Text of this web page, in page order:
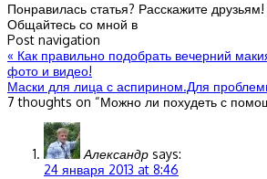
Понравилась статья? Расскажите друзьям!
Общайтесь со мной в
Post navigation
« Как правильно подобрать вечерний
фото и видео!
Маски для лица с аспирином.Для
7 thoughts on “Можно ли похудеть с
Александр says:
24 января 2013 at 8:46